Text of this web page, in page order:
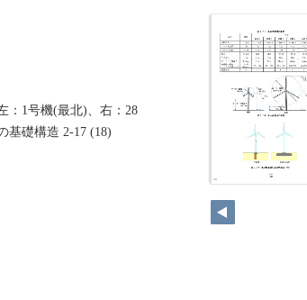
20
：1号機(最北)、右：28
基礎構造 2-17 (18)